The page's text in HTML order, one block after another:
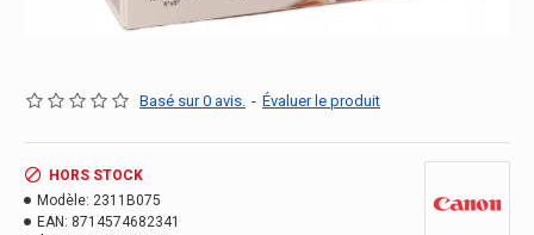
Basé sur 0 avis. - Évaluer le produit
HORS STOCK
Modèle: 2311B075
EAN: 8714574682341